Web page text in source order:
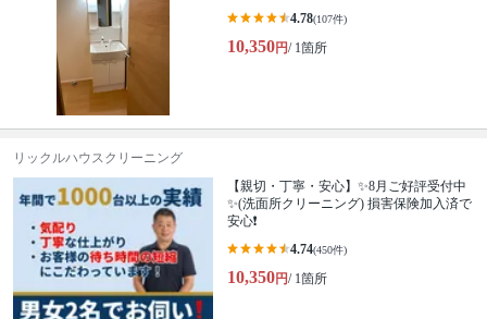
4.78(107件)
10,350円/ 1箇所
リックルハウスクリーニング
【親切・丁寧・安心】✨️8月ご好評受付中
✨️(洗面所クリーニング) 損害保険加入済で
安心❗️
4.74(450件)
10,350円/ 1箇所